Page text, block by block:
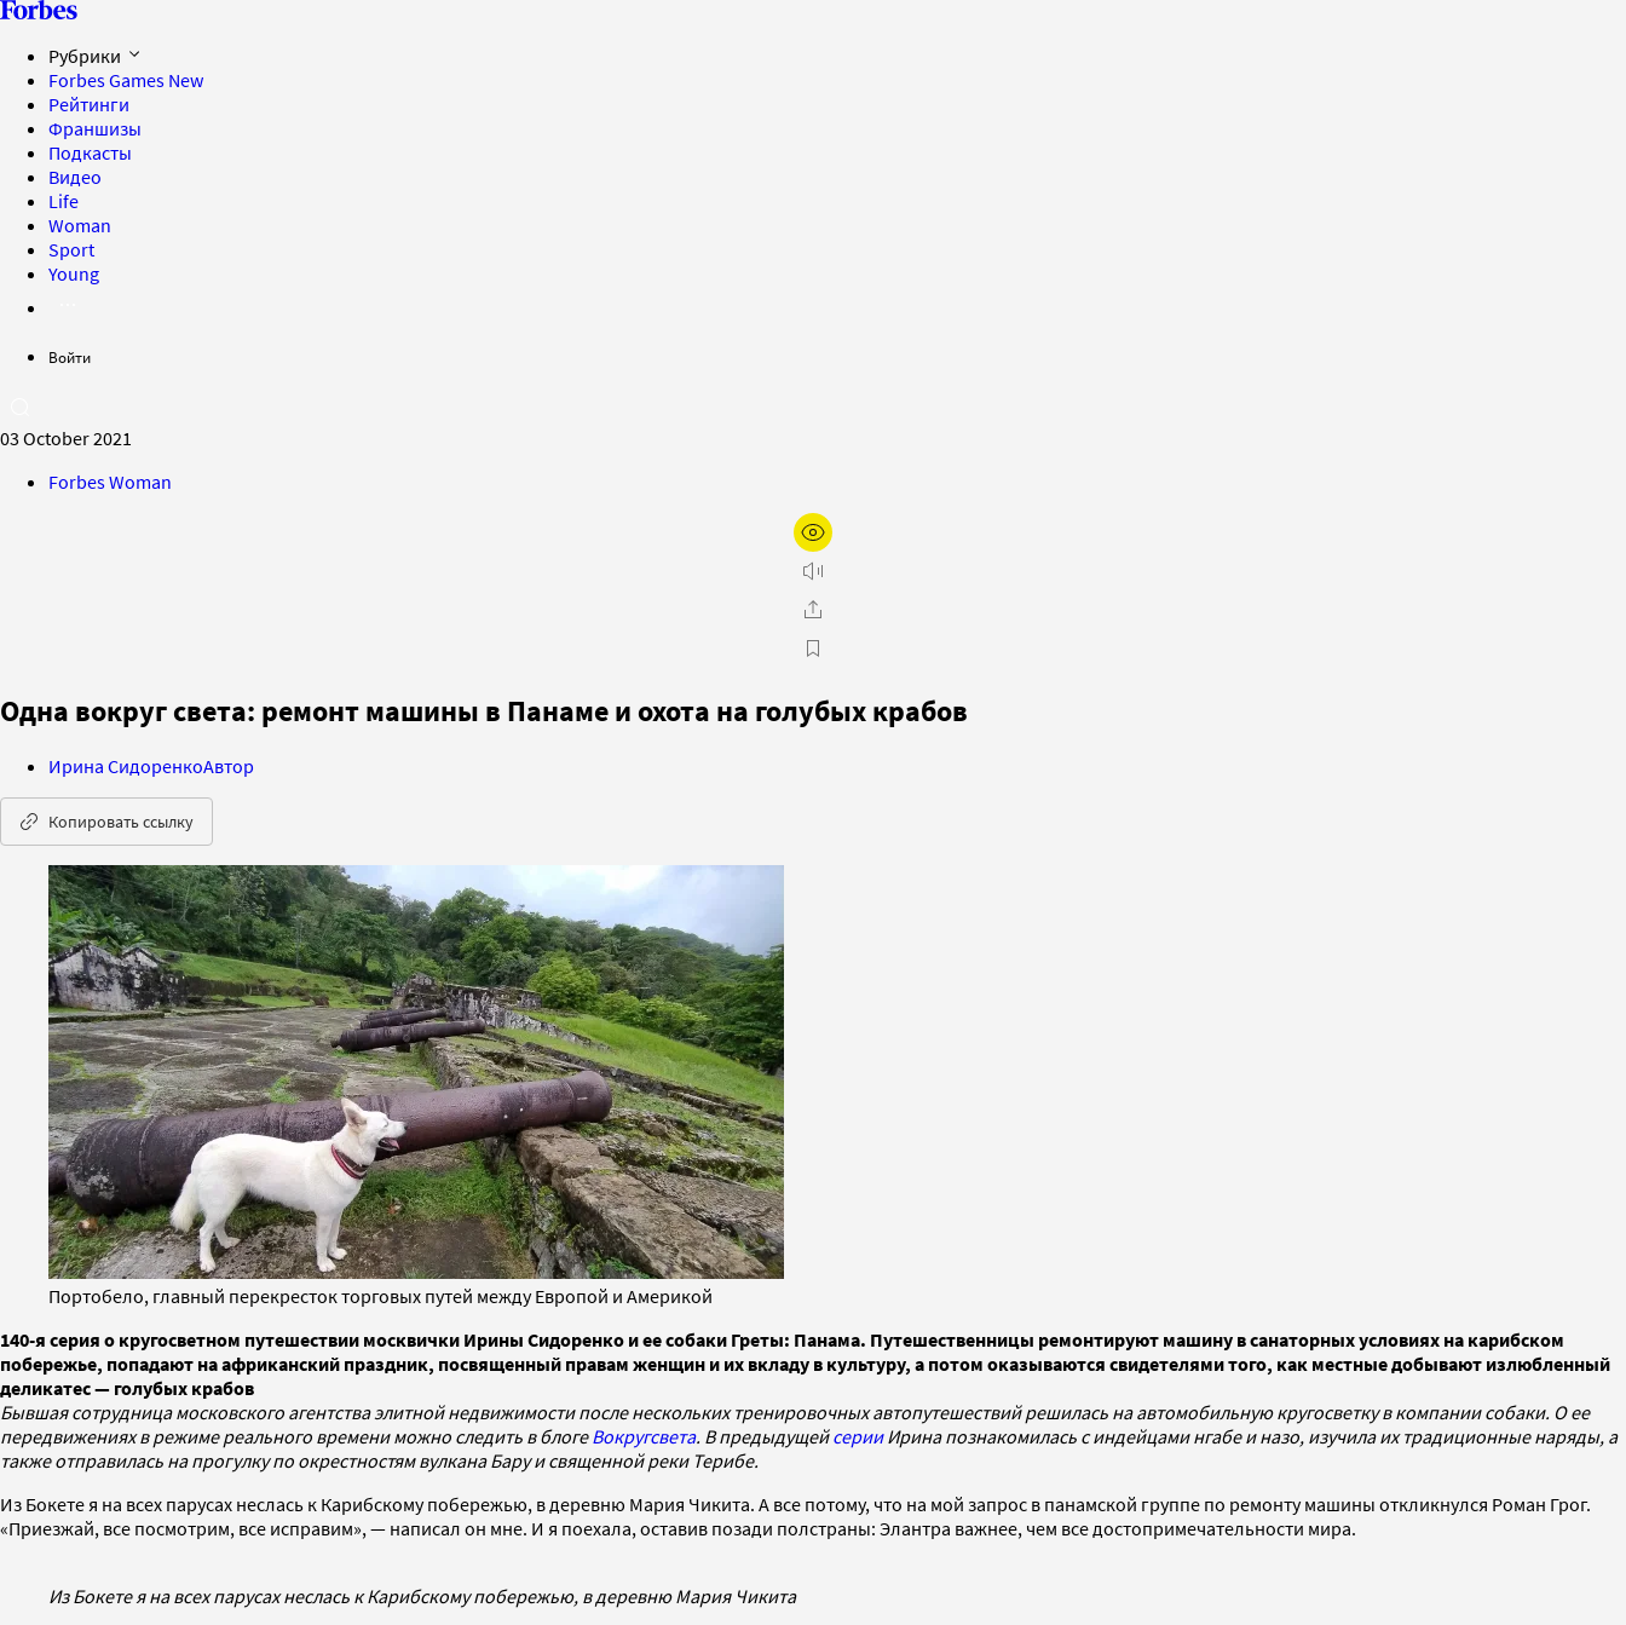
Рубрики
Forbes Games New
Рейтинги
Франшизы
Подкасты
Видео
Life
Woman
Sport
Young
Войти
03 October 2021
Forbes Woman
Одна вокруг света: ремонт машины в Панаме и охота на голубых крабов
Ирина СидоренкоАвтор
Копировать ссылку
Портобело, главный перекресток торговых путей между Европой и Америкой
140-я серия о кругосветном путешествии москвички Ирины Сидоренко и ее собаки Греты: Панама. Путешественницы ремонтируют машину в санаторных условиях на карибском
побережье, попадают на африканский праздник, посвященный правам женщин и их вкладу в культуру, а потом оказываются свидетелями того, как местные добывают излюбленный
деликатес — голубых крабов
Бывшая сотрудница московского агентства элитной недвижимости после нескольких тренировочных автопутешествий решилась на автомобильную кругосветку в компании собаки. О ее
передвижениях в режиме реального времени можно следить в блогеВокругсвета. В предыдущейсерииИрина познакомилась с индейцами нгабе и назо, изучила их традиционные наряды, а
также отправилась на прогулку по окрестностям вулкана Бару и священной реки Терибе.
Из Бокете я на всех парусах неслась к Карибскому побережью, в деревню Мария Чикита. А все потому, что на мой запрос в панамской группе по ремонту машины откликнулся Роман Грог.
«Приезжай, все посмотрим, все исправим», — написал он мне. И я поехала, оставив позади полстраны: Элантра важнее, чем все достопримечательности мира.
Из Бокете я на всех парусах неслась к Карибскому побережью, в деревню Мария Чикита